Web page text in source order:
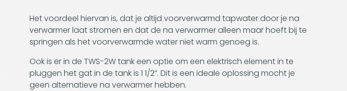
Het voordeel hiervan is, dat je altijd voorverwarmd tapwater door je na
verwarmer laat stromen en dat de na verwarmer alleen maar hoeft bij te
springen als het voorverwarmde water niet warm genoeg is.
Ook is er in de TWS-2W tank een optie om een elektrisch element in te
pluggen het gat in de tank is 1 1/2”. Dit is een ideale oplossing mocht je
geen alternatieve na verwarmer hebben.